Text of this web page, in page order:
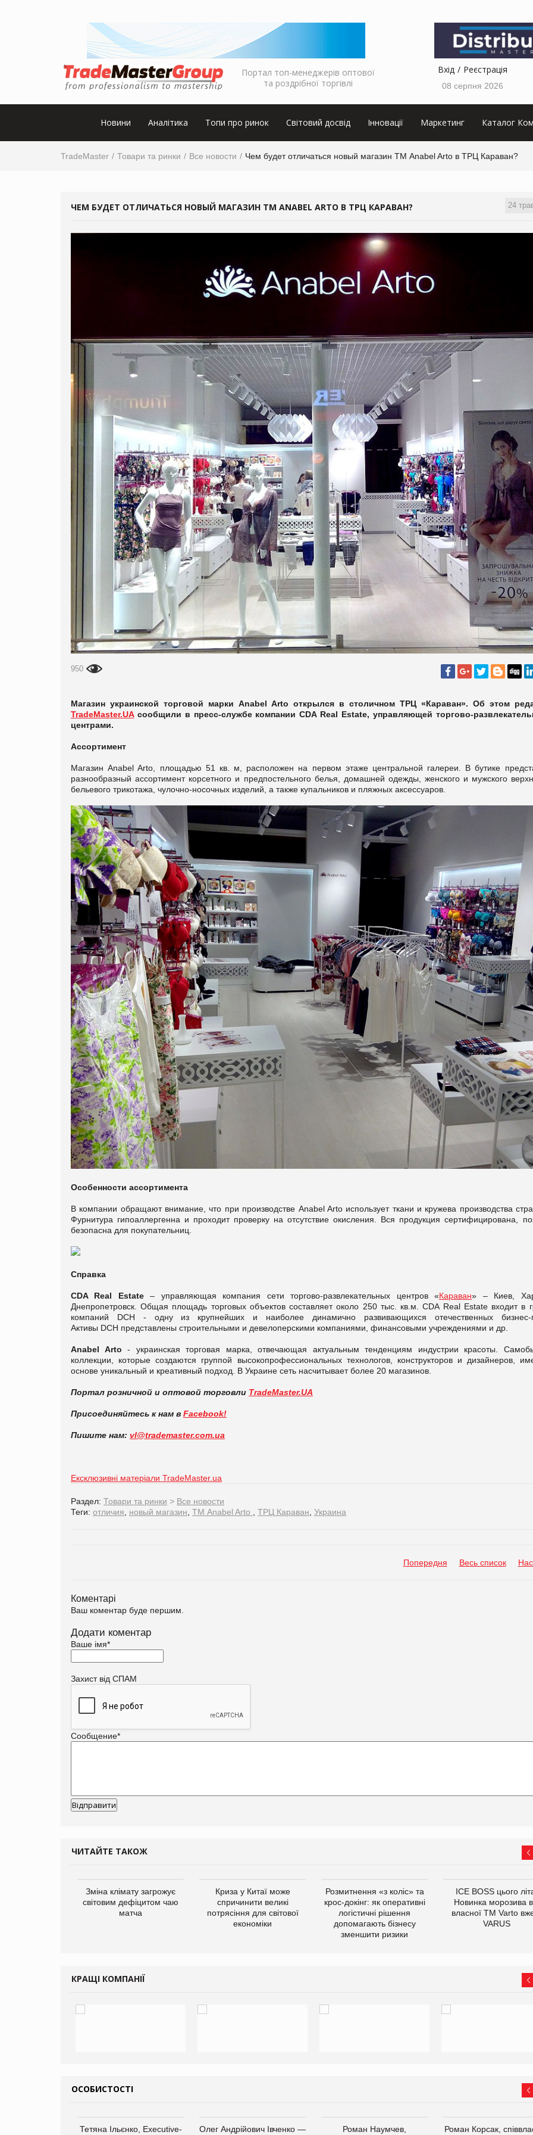
Портал топ-менеджерів оптової
та роздрібної торгівлі
Вхід Реєстрація
08 серпня 2026
Новини Аналітика Топи про ринок Світовий досвід Інновації Маркетинг Каталог
TradeMaster Товари та ринки Все новости Чем будет отличаться новый магазин ТМ Anabel Arto в ТРЦ Караван?
24
ЧЕМ БУДЕТ ОТЛИЧАТЬСЯ НОВЫЙ МАГАЗИН ТМ ANABEL ARTO В ТРЦ КАРАВАН?
950
Магазин украинской торговой марки Anabel Arto открылся в столичном ТРЦ «Караван». Об этом
TradeMaster.UAсообщили в пресс-службе компании CDA Real Estate, управляющей торгово-
центрами.
Ассортимент
Магазин Anabel Arto, площадью 51 кв. м, расположен на первом этаже центральной галереи. В бутике
разнообразный ассортимент корсетного и предпостельного белья, домашней одежды, женского и мужского
бельевого трикотажа, чулочно-носочных изделий, а также купальников и пляжных аксессуаров.
Особенности ассортимента
В компании обращают внимание, что при производстве Anabel Arto использует ткани и кружева производства
Фурнитура гипоаллергенна и проходит проверку на отсутствие окисления. Вся продукция сертифицирована,
безопасна для покупательниц.
Справка
CDA Real Estate– управляющая компания сети торгово-развлекательных центров «Караван» – Киев,
Днепропетровск. Общая площадь торговых объектов составляет около 250 тыс. кв.м. CDA Real Estate входит в
компаний DCH - одну из крупнейших и наиболее динамично развивающихся отечественных бизнес-
Активы DCH представлены строительными и девелоперскими компаниями, финансовыми учреждениями и др.
Anabel Arto - украинская торговая марка, отвечающая актуальным тенденциям индустрии красоты.
коллекции, которые создаются группой высокопрофессиональных технологов, конструкторов и дизайнеров,
основе уникальный и креативный подход. В Украине сеть насчитывает более 20 магазинов.
Портал розничной и оптовой торговли TradeMaster.UA
Присоединяйтесь к нам в Facebook!
Пишите нам: vl@trademaster.com.ua
Ексклюзивні матеріали TradeMaster.ua
Раздел: Товари та ринки > Все новости
Теги: отличия новый магазин ТМ Anabel Arto ТРЦ Караван Украина
Попередня Весь список
Коментарі
Ваш коментар буде першим.
Додати коментар
Ваше імя*
Захист від СПАМ
Сообщение*
ЧИТАЙТЕ ТАКОЖ
Зміна клімату загрожує
світовим дефіцитом чаю
матча
Криза у Китаї може
спричинити великі
потрясіння для світової
економіки
Розмитнення «з коліс» та
крос-докінг: як оперативні
логістичні рішення
допомагають бізнесу
зменшити ризики
ICE BOSS цього
Новинка морозива
власної ТМ Varto
VARUS
КРАЩІ КОМПАНІЇ
ОСОБИСТОСТІ
Тетяна Ільєнко, Executive-
Олег Андрійович Івченко —
Роман Наумчев,
Роман Корсак,